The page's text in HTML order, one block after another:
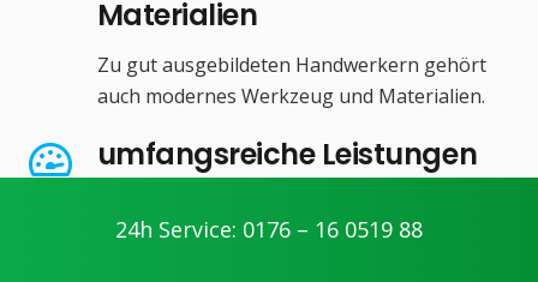
Materialien
Zu gut ausgebildeten Handwerkern gehört
auch modernes Werkzeug und Materialien.
umfangsreiche Leistungen
Bereich Haus- und Gebäudetechnik.
24h Service: 0176 – 16 0519 88